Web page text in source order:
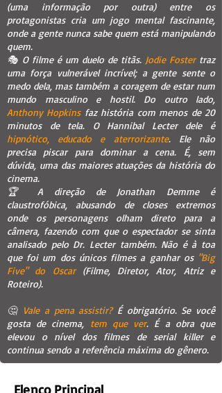
(uma informação por outra) entre os
protagonistas cria um jogo mental fascinante,
onde a gente nunca sabe quem está manipulando
quem.
🎭 O filme é um duelo de titãs. Jodie Fostertraz
uma força vulnerável incrível; a gente sente o
medo dela, mas também a coragem de estar num
mundo masculino e hostil. Do outro lado,
Anthony Hopkinsfaz história com menos de 20
minutos de tela. O Hannibal Lecter dele é
hipnótico, educado e aterrorizante. Ele não
precisa piscar para dominar a cena. É, sem
dúvida, uma das maiores atuações da história do
cinema.
🏆 A direção de Jonathan Demme é
claustrofóbica, abusando de closes extremos
onde os personagens olham direto para a
câmera, fazendo com que o espectador se sinta
analisado pelo Dr. Lecter também. Não é à toa
que foi um dos únicos filmes a ganhar os "Big
Five" do Oscar(Filme, Diretor, Ator, Atriz e
Roteiro).
🤔 Vale a pena assistir?É obrigatório. Se você
gosta de cinema, tem que ver. É a obra que
elevou o nível dos filmes de serial killer e
continua sendo a referência máxima do gênero.
Elenco Principal